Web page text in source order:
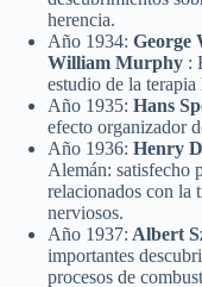
herencia.
Año 1934: George
William Murphy :
estudio de la terapia
Año 1935: Hans
efecto organizador
Año 1936: Henry
Alemán: satisfecho
relacionados con la
nerviosos.
Año 1937: Albert
importantes
procesos de